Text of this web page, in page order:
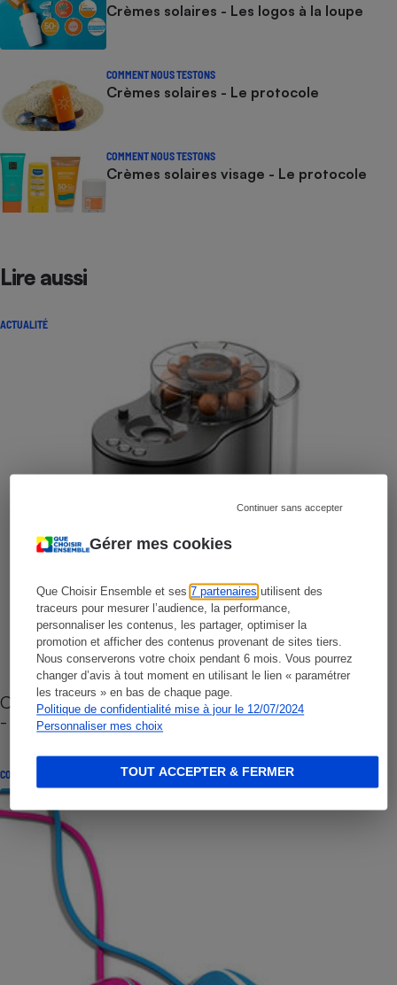
Gérer mes cookies
Que Choisir Ensemble et ses7 partenaires utilisent des
traceurs pour mesurer l’audience, la performance,
personnaliser les contenus, les partager, optimiser la
promotion et afficher des contenus provenant de sites tiers.
Nous conserverons votre choix pendant 6 mois. Vous pourrez
changer d’avis à tout moment en utilisant le lien « paramétrer
les traceurs » en bas de chaque page.
Politique de confidentialité mise à jour le 12/07/2024
Personnaliser mes choix
Continuer sans accepter
TOUT ACCEPTER & FERMER
Crèmes solaires - Les logos à la loupe
COMMENT NOUS TESTONS
Crèmes solaires - Le protocole
COMMENT NOUS TESTONS
Crèmes solaires visage - Le protocole
Lire aussi
ACTUALITÉ
Cafetière à capsules zéro déchet CoffeeB (vidéo)
- Premières impressions
CONSEILS